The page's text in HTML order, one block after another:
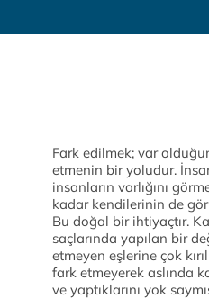
Fark edilmek; var
etmenin bir yoludur.
insanların varlığını
kadar kendilerinin de
Bu doğal bir ihtiyaçtır.
saçlarında yapılan bir
etmeyen eşlerine çok
fark etmeyerek aslında
ve yaptıklarını yok